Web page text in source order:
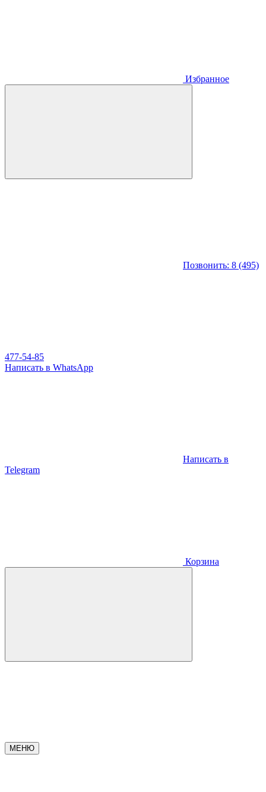
Избранное
Позвонить: 8 (495)
477-54-85
Написать в WhatsApp
Написать в
Telegram
Корзина
МЕНЮ